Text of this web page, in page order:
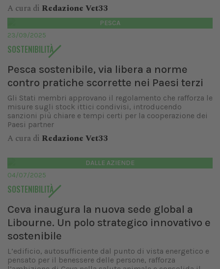
A cura di Redazione Vet33
PESCA
23/09/2025
SOSTENIBILITÀ
Pesca sostenibile, via libera a norme
contro pratiche scorrette nei Paesi terzi
Gli Stati membri approvano il regolamento che rafforza le
misure sugli stock ittici condivisi, introducendo
sanzioni più chiare e tempi certi per la cooperazione dei
Paesi partner
A cura di Redazione Vet33
DALLE AZIENDE
04/07/2025
SOSTENIBILITÀ
Ceva inaugura la nuova sede global a
Libourne. Un polo strategico innovativo e
sostenibile
L’edificio, autosufficiente dal punto di vista energetico e
pensato per il benessere delle persone, rafforza